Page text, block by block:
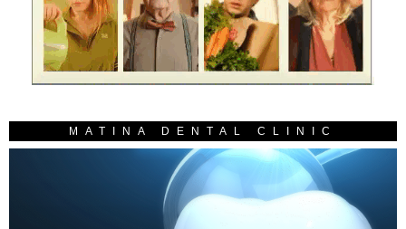
MATINA DENTAL CLINIC